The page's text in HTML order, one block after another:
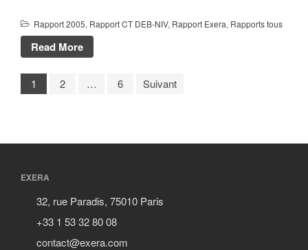
Rapport 2005, Rapport CT DEB-NIV, Rapport Exera, Rapports tous
Read More
1 2 … 6 Suivant
EXERA
32, rue Paradis, 75010 Paris
+33 1 53 32 80 08
contact@exera.com